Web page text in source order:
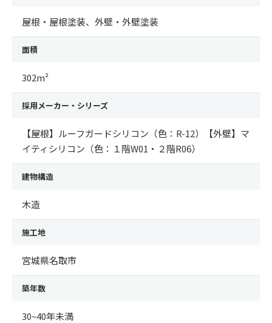
屋根・屋根塗装、外壁・外壁塗装
面積
302m²
採用メーカー・シリーズ
【屋根】ルーフガードシリコン（色：R-12）【外壁】マ
イティシリコン（色：１階W01・２階R06）
建物構造
木造
施工地
宮城県名取市
築年数
30~40年未満